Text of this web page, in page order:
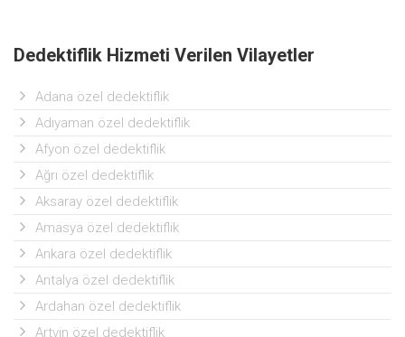
Dedektiflik Hizmeti Verilen Vilayetler
Adana özel dedektiflik
Adıyaman özel dedektiflik
Afyon özel dedektiflik
Ağrı özel dedektiflik
Aksaray özel dedektiflik
Amasya özel dedektiflik
Ankara özel dedektiflik
Antalya özel dedektiflik
Ardahan özel dedektiflik
Artvin özel dedektiflik